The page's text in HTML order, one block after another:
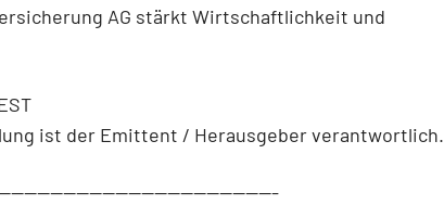
AG stärkt Wirtschaftlichkeit und
ist der Emittent / Herausgeber verantwortlich.